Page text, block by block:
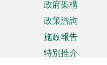
政府架構
政策諮詢
施政報告
特別推介